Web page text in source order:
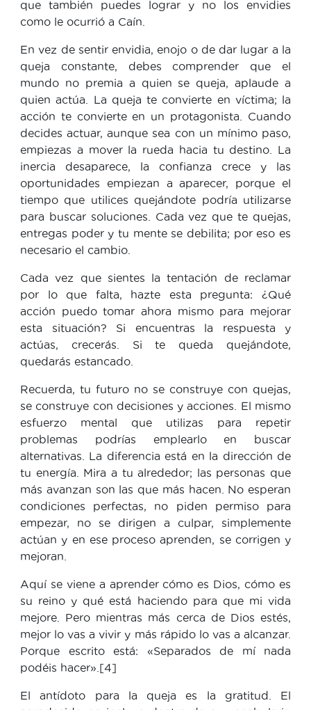
que también puedes lograr y no los envidies
como le ocurrió a Caín.
En vez de sentir envidia, enojo o de dar lugar a la
queja constante, debes comprender que el
mundo no premia a quien se queja, aplaude a
quien actúa. La queja te convierte en víctima; la
acción te convierte en un protagonista. Cuando
decides actuar, aunque sea con un mínimo paso,
empiezas a mover la rueda hacia tu destino. La
inercia desaparece, la confianza crece y las
oportunidades empiezan a aparecer, porque el
tiempo que utilices quejándote podría utilizarse
para buscar soluciones. Cada vez que te quejas,
entregas poder y tu mente se debilita; por eso es
necesario el cambio.
Cada vez que sientes la tentación de reclamar
por lo que falta, hazte esta pregunta: ¿Qué
acción puedo tomar ahora mismo para mejorar
esta situación? Si encuentras la respuesta y
actúas, crecerás. Si te queda quejándote,
quedarás estancado.
Recuerda, tu futuro no se construye con quejas,
se construye con decisiones y acciones. El mismo
esfuerzo mental que utilizas para repetir
problemas podrías emplearlo en buscar
alternativas. La diferencia está en la dirección de
tu energía. Mira a tu alrededor; las personas que
más avanzan son las que más hacen. No esperan
condiciones perfectas, no piden permiso para
empezar, no se dirigen a culpar, simplemente
actúan y en ese proceso aprenden, se corrigen y
mejoran.
Aquí se viene a aprender cómo es Dios, cómo es
su reino y qué está haciendo para que mi vida
mejore. Pero mientras más cerca de Dios estés,
mejor lo vas a vivir y más rápido lo vas a alcanzar.
Porque escrito está: «Separados de mí nada
podéis hacer».[4]
El antídoto para la queja es la gratitud. El